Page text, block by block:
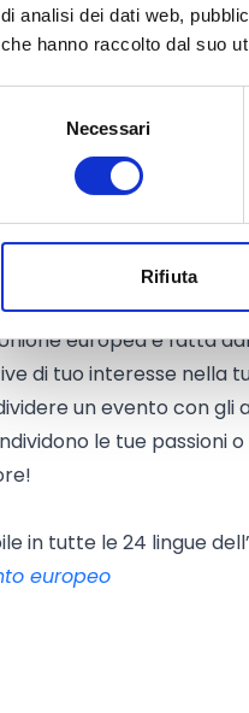
di analisi dei dati web,
che hanno raccolto dal suo
Necessari
Rifiuta
grazie a questa nuova
dell’app è dedicata alle
trovare dei progetti
solo al presente, ma
climatico, la difesa
le nostre
europea è fatta
di tuo interesse nella
un evento con
le tue passioni
in tutte le 24 lingue
europeo